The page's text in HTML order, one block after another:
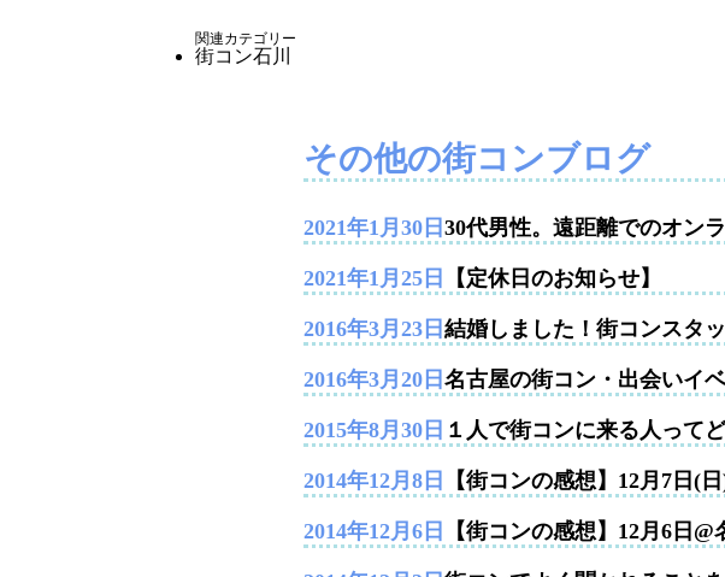
関連カテゴリー
街コン石川
その他の街コンブログ
2021年1月30日 30代男性。遠距離でのオン
2021年1月25日 【定休日のお知らせ】
2016年3月23日 結婚しました！街コンスタ
2016年3月20日 名古屋の街コン・出会いイ
2015年8月30日 １人で街コンに来る人って
2014年12月8日 【街コンの感想】12月7日(
2014年12月6日 【街コンの感想】12月6日@